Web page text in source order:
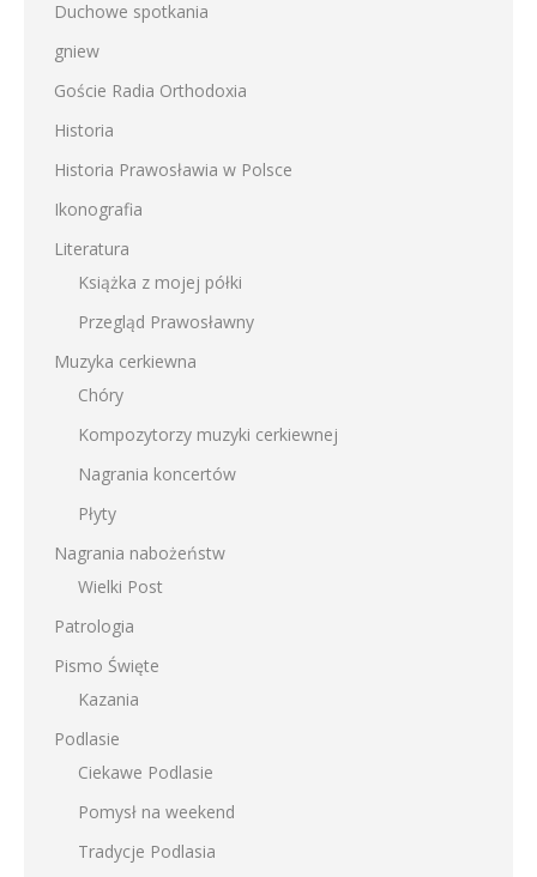
Duchowe spotkania
gniew
Goście Radia Orthodoxia
Historia
Historia Prawosławia w Polsce
Ikonografia
Literatura
Książka z mojej półki
Przegląd Prawosławny
Muzyka cerkiewna
Chóry
Kompozytorzy muzyki cerkiewnej
Nagrania koncertów
Płyty
Nagrania nabożeństw
Wielki Post
Patrologia
Pismo Święte
Kazania
Podlasie
Ciekawe Podlasie
Pomysł na weekend
Tradycje Podlasia